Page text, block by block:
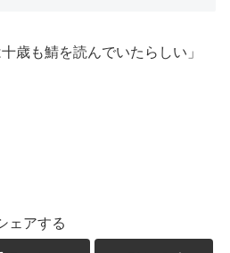
歳も鯖を読んでいたらしい」
ェアする